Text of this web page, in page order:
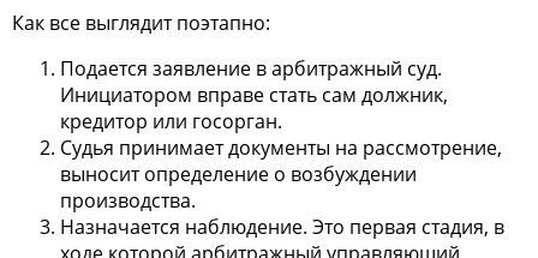
Как все выглядит поэтапно:
Подается заявление в арбитражный суд.
Инициатором вправе стать сам должник,
кредитор или госорган.
Судья принимает документы на рассмотрение,
выносит определение о возбуждении
производства.
Назначается наблюдение. Это первая стадия, в